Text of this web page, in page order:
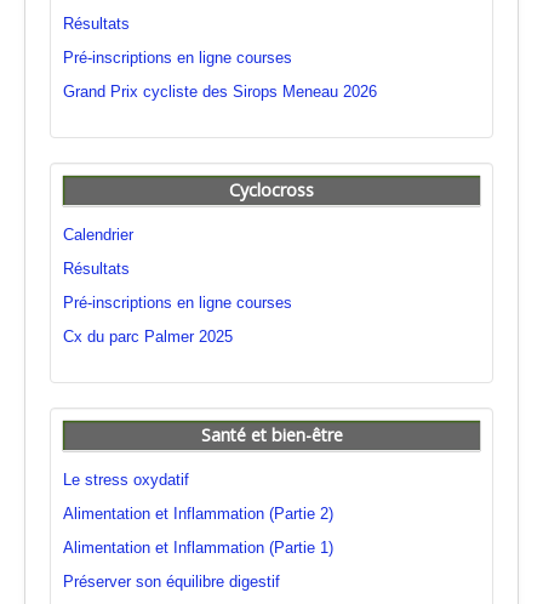
Résultats
Pré-inscriptions en ligne courses
Grand Prix cycliste des Sirops Meneau 2026
Cyclocross
Calendrier
Résultats
Pré-inscriptions en ligne courses
Cx du parc Palmer 2025
Santé et bien-être
Le stress oxydatif
Alimentation et Inflammation (Partie 2)
Alimentation et Inflammation (Partie 1)
Préserver son équilibre digestif